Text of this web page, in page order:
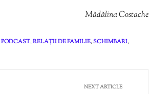
Mădălina Costache
PODCAST,RELAȚII DE FAMILIE,SCHIMBARI,
NEXT ARTICLE